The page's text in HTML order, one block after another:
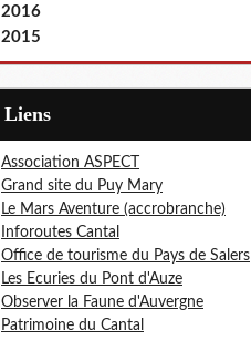
2016
2015
Liens
Association ASPECT
Grand site du Puy Mary
Le Mars Aventure (accrobranche)
Inforoutes Cantal
Office de tourisme du Pays de Salers
Les Ecuries du Pont d'Auze
Observer la Faune d'Auvergne
Patrimoine du Cantal